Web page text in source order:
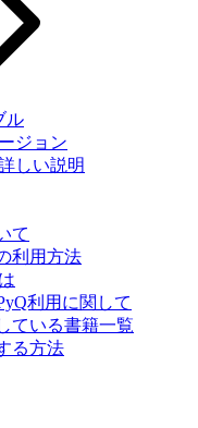
ル
ジョン
しい説明
て
利用方法
利用に関して
ている書籍一覧
る方法